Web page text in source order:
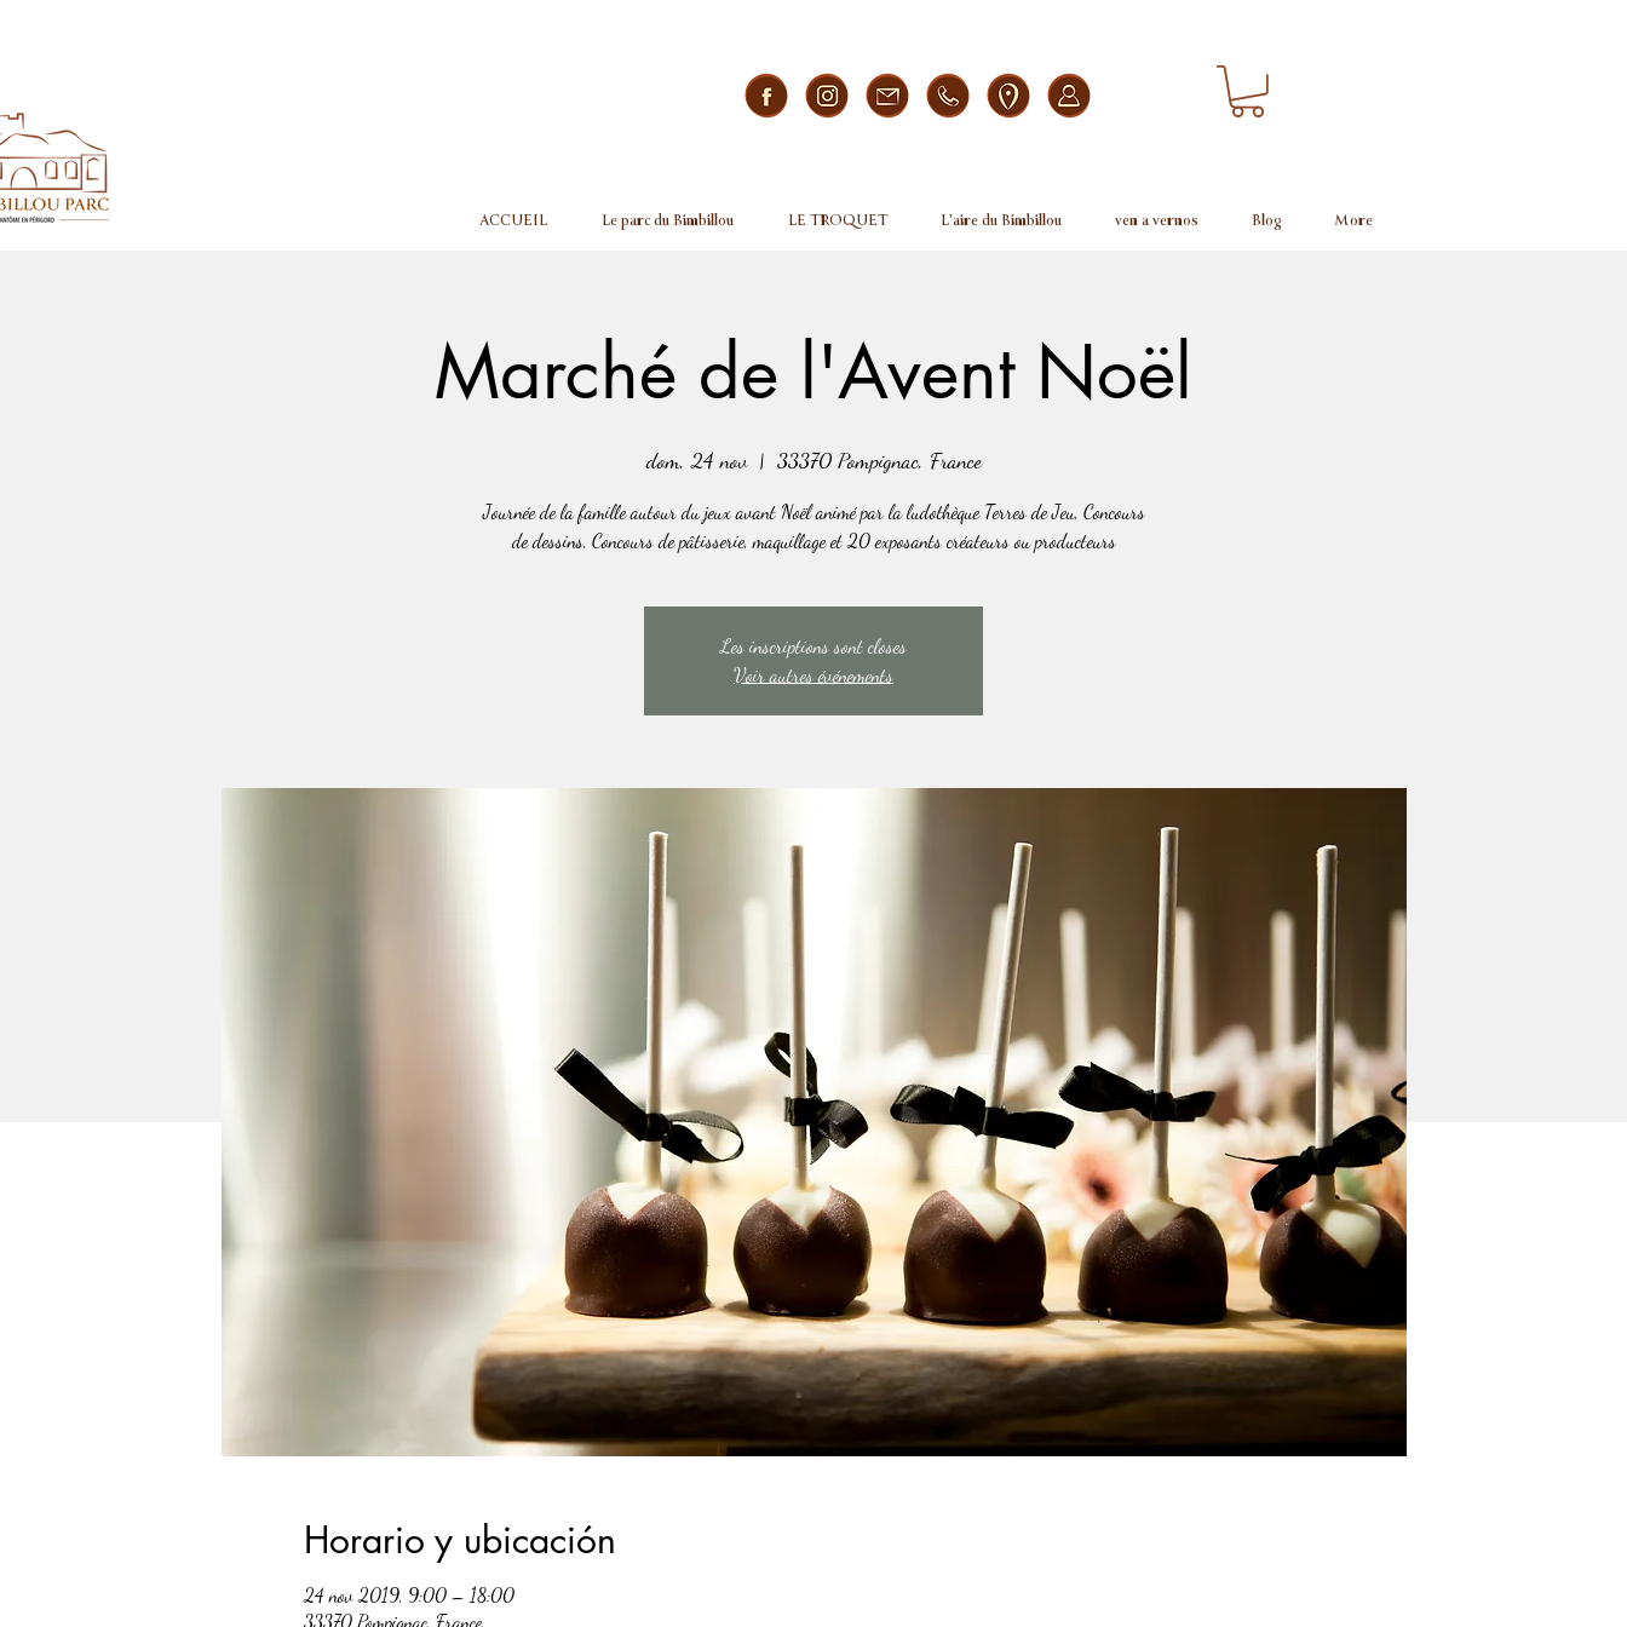
ACCUEIL Le parc du Bimbillou LE TROQUET L'aire du Bimbillou ven a vernos Blog More
Marché de l'Avent Noël
dom, 24 nov
  |
33370 Pompignac, France
Journée de la famille autour du jeux avant Noël animé par la ludothèque Terres de Jeu, Concours
de dessins, Concours de pâtisserie, maquillage et 20 exposants créateurs ou producteurs
Les inscriptions sont closes
Voir autres événements
Horario y ubicación
24 nov 2019, 9:00 – 18:00
33370 Pompignac, France